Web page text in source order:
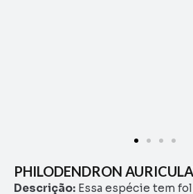
PHILODENDRON
Descrição: Essa espécie tem